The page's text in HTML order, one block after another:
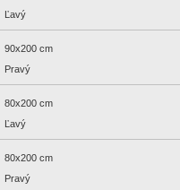
Ľavý
90x200 cm
Pravý
80x200 cm
Ľavý
80x200 cm
Pravý